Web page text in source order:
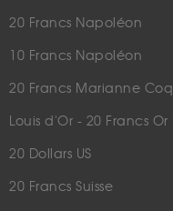
20 Francs Napoléon
10 Francs Napoléon
20 Francs Marianne Coq
Louis d'Or - 20 Francs Or
20 Dollars US
20 Francs Suisse